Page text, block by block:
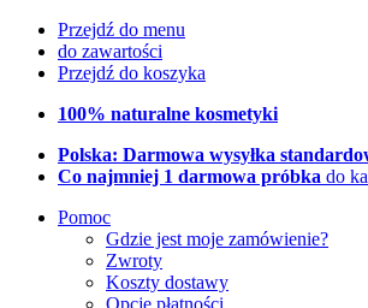
Przejdź do menu
do zawartości
Przejdź do koszyka
100% naturalne kosmetyki
Polska: Darmowa wysyłka
Co najmniej 1 darmowa próbka do
Pomoc
Gdzie jest moje zamówienie?
Zwroty
Koszty dostawy
Opcje płatności